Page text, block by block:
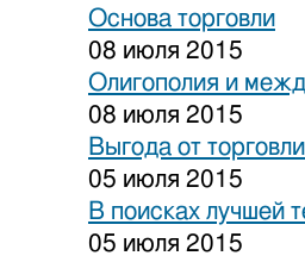
Основа торговли
08 июля 2015
Олигополия и
08 июля 2015
Выгода от
05 июля 2015
В поисках лучшей
05 июля 2015